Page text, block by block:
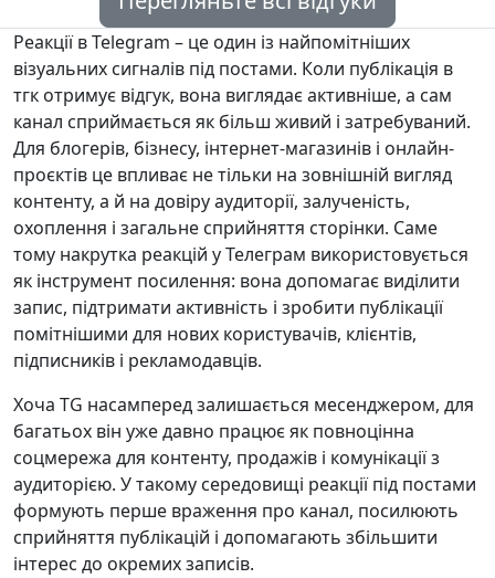
Реакції в Telegram – це один із найпомітніших
візуальних сигналів під постами. Коли публікація в
тгк отримує відгук, вона виглядає активніше, а сам
канал сприймається як більш живий і затребуваний.
Для блогерів, бізнесу, інтернет-магазинів і онлайн-
проєктів це впливає не тільки на зовнішній вигляд
контенту, а й на довіру аудиторії, залученість,
охоплення і загальне сприйняття сторінки. Саме
тому накрутка реакцій у Телеграм використовується
як інструмент посилення: вона допомагає виділити
запис, підтримати активність і зробити публікації
помітнішими для нових користувачів, клієнтів,
підписників і рекламодавців.
Хоча TG насамперед залишається месенджером, для
багатьох він уже давно працює як повноцінна
соцмережа для контенту, продажів і комунікації з
аудиторією. У такому середовищі реакції під постами
формують перше враження про канал, посилюють
сприйняття публікацій і допомагають збільшити
інтерес до окремих записів.